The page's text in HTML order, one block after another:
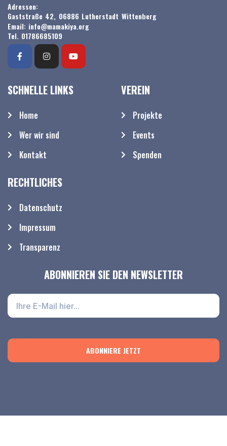
Adressen:
Gaststraße 42, 06886 Lutherstadt Wittenberg
Email: info@mamakiya.org
Tel. 01786685109
SCHNELLE LINKS
Home
Wer wir sind
Kontakt
VEREIN
Projekte
Events
Spenden
RECHTLICHES
Datenschutz
Impressum
Transparenz
ABONNIEREN SIE DEN NEWSLETTER
ABONNIERE JETZT